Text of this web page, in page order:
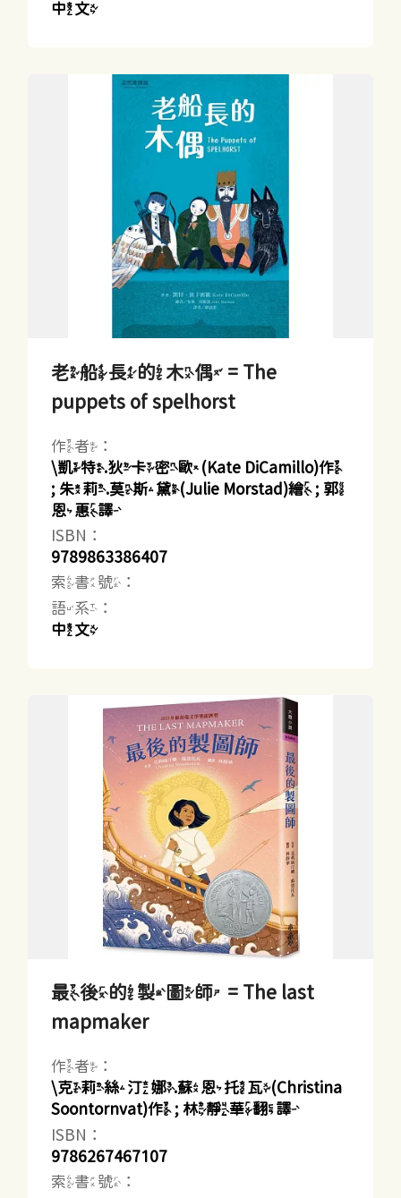
中文
老船長的木偶 = The
puppets of spelhorst
作者：
\凱特.狄卡密歐(Kate DiCamillo)作
; 朱莉.莫斯黛(Julie Morstad)繪 ; 郭
恩惠譯
ISBN：
9789863386407
索書號：
語系：
中文
最後的製圖師 = The last
mapmaker
作者：
\克莉絲汀娜.蘇恩托瓦(Christina
Soontornvat)作 ; 林靜華翻譯
ISBN：
9786267467107
索書號：